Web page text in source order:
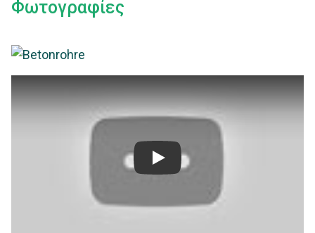
Φωτογραφίες
COMPOair Test